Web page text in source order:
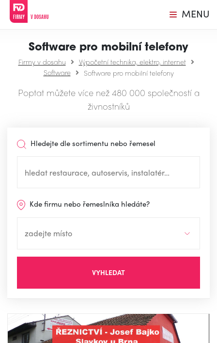
MENU
Software pro mobilní telefony
Firmy v dosahu
Výpočetní technika, elektro, internet
Software
Software pro mobilní telefony
Poptat můžete více než 480 000 společností a
živnostníků
Hledejte dle sortimentu nebo řemesel
Kde firmu nebo řemeslníka hledáte?
VYHLEDAT